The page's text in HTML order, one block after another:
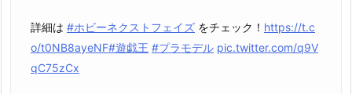
詳細は #ホビーネクストフェイズ をチェック！ https://t.c
o/t0NB8ayeNF#遊戯王 #プラモデル pic.twitter.com/q9V
qC75zCx